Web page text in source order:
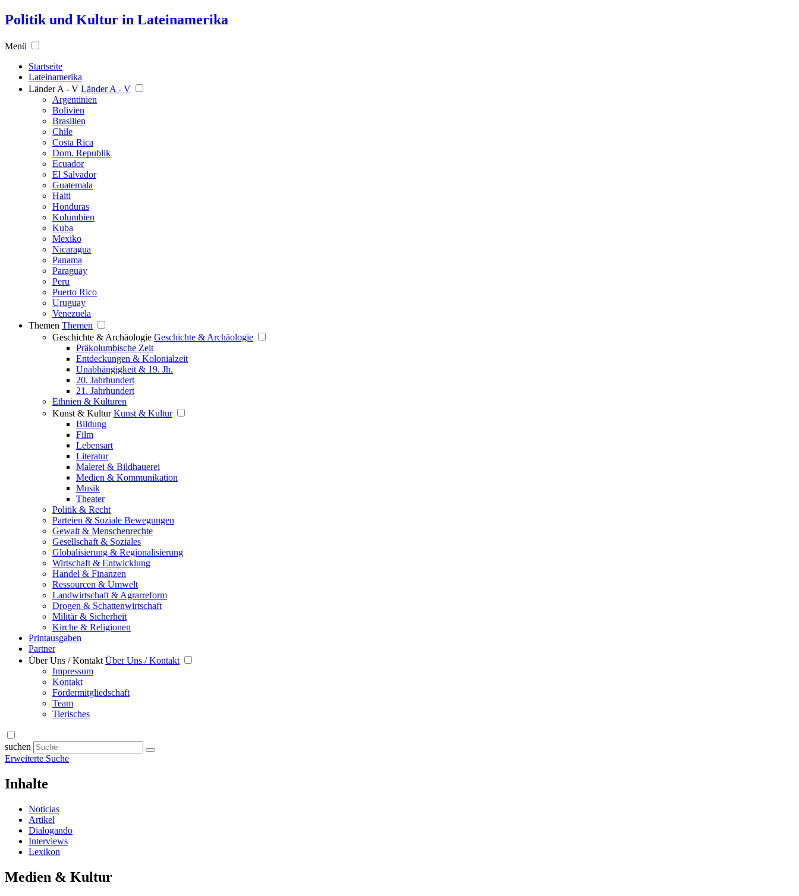
Politik und Kultur in Lateinamerika
Menü
Startseite
Lateinamerika
Länder A - V Länder A - V
Argentinien
Bolivien
Brasilien
Chile
Costa Rica
Dom. Republik
Ecuador
El Salvador
Guatemala
Haiti
Honduras
Kolumbien
Kuba
Mexiko
Nicaragua
Panama
Paraguay
Peru
Puerto Rico
Uruguay
Venezuela
Themen Themen
Geschichte & Archäologie Geschichte & Archäologie
Präkolumbische Zeit
Entdeckungen & Kolonialzeit
Unabhängigkeit & 19. Jh.
20. Jahrhundert
21. Jahrhundert
Ethnien & Kulturen
Kunst & Kultur Kunst & Kultur
Bildung
Film
Lebensart
Literatur
Malerei & Bildhauerei
Medien & Kommunikation
Musik
Theater
Politik & Recht
Parteien & Soziale Bewegungen
Gewalt & Menschenrechte
Gesellschaft & Soziales
Globalisierung & Regionalisierung
Wirtschaft & Entwicklung
Handel & Finanzen
Ressourcen & Umwelt
Landwirtschaft & Agrarreform
Drogen & Schattenwirtschaft
Militär & Sicherheit
Kirche & Religionen
Printausgaben
Partner
Über Uns / Kontakt Über Uns / Kontakt
Impressum
Kontakt
Fördermitgliedschaft
Team
Tierisches
suchen
Erweiterte Suche
Inhalte
Noticias
Artikel
Dialogando
Interviews
Lexikon
Medien & Kultur